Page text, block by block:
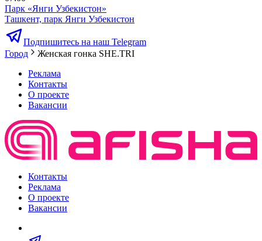
Парк «Янги Узбекистон»
Ташкент, парк Янги Узбекистон
Подпишитесь на наш Telegram
Город
Женская гонка SHE.TRI
Реклама
Контакты
О проекте
Вакансии
Контакты
Реклама
О проекте
Вакансии